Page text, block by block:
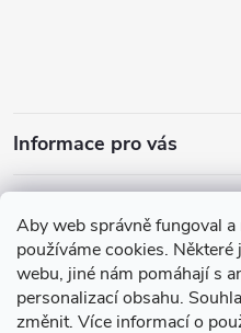
Aby web správně fungoval
používáme cookies.
webu, jiné nám pomáhají s
personalizací obsahu.
změnit. Více informací o
Informace pro vás
Zajímavosti ze světa